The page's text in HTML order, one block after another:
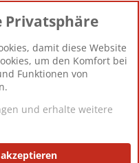
12.425
Toddster85
Impressum
Privatsphäre
damit diese Website
um den Komfort bei
Funktionen von
und erhalte weitere